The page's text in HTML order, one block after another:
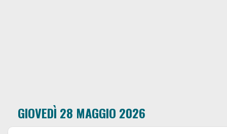
GIOVEDÌ 28 MAGGIO 2026